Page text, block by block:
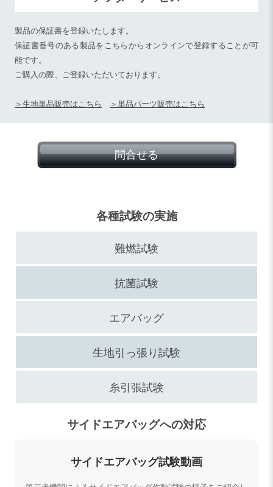
製品の保証書を登録いたします。
保証書番号のある製品をこちらからオンラインで登録することが可
能です。
ご購入の際、ご登録いただいております。
＞生地単品販売はこちら ＞単品パーツ販売はこちら
問合せる
各種試験の実施
難燃試験
抗菌試験
エアバッグ
生地引っ張り試験
糸引張試験
サイドエアバッグへの対応
サイドエアバッグ試験動画